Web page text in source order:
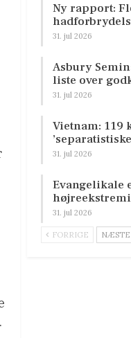
Ny rapport:
31. jul 2026
Asbury
liste over
31. jul 2026
Vietnam: 119
31. jul 2026
Evangelikale
31. jul 2026
FORRIGE NÆSTE